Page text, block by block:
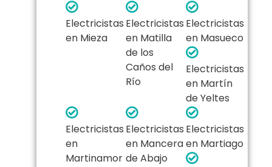
Electricistas
en Mieza
Electricistas
en Matilla
de los
Caños del
Río
Electricistas
en Masueco
Electricistas
en Martín
de Yeltes
Electricistas
en
Martinamor
Electricistas
en Mancera
de Abajo
Electricistas
en Martiago